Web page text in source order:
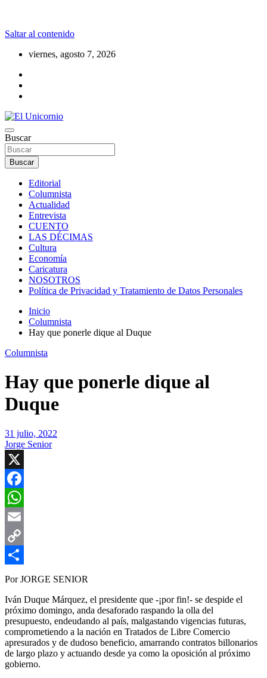
Saltar al contenido
viernes, agosto 7, 2026
El Unicornio
La realidad supera la fantasía
Buscar
Buscar
Editorial
Columnista
Actualidad
Entrevista
CUENTO
LAS DÉCIMAS
Cultura
Economía
Caricatura
NOSOTROS
Política de Privacidad y Tratamiento de Datos Personales
Inicio
Columnista
Hay que ponerle dique al Duque
Columnista
Hay que ponerle dique al
Duque
31 julio, 2022
Jorge Senior
X
Facebook
WhatsApp
Email
Copy
Link
Compartir
Por JORGE SENIOR
Iván Duque Márquez, el presidente que -¡por fin!- se despide el
próximo domingo, anda desaforado raspando la olla del
presupuesto, endeudando al país, malgastando vigencias futuras,
comprometiendo a la nación en Tratados de Libre Comercio
apresurados y de dudoso beneficio, amarrando contratos billonarios
de largo plazo y actuando desde ya como la oposición al próximo
gobierno.